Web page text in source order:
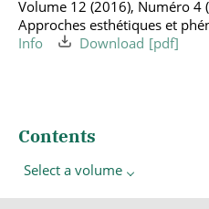
Volume 12 (2016), Numéro 4
Approches esthétiques et
Info
Download
Contents
Select a volume